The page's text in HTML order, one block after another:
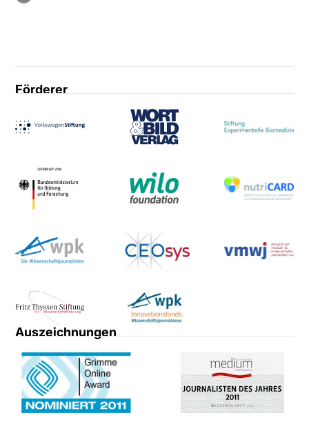
Förderer
Auszeichnungen